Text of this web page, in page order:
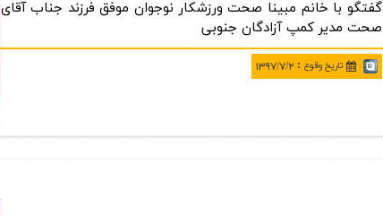
گفتگو با خانم مبینا صحت ورزشكار نوجوان موفق فرزند جناب آقای
صحت مدیر كمپ آزادگان جنوبی
تاريخ وقوع :۱۳۹۷/۷/۲